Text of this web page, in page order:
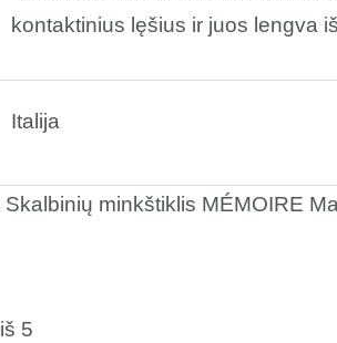
kontaktinius lęšius ir juos lengva
Italija
Skalbinių minkštiklis MÉMOIRE
iš 5